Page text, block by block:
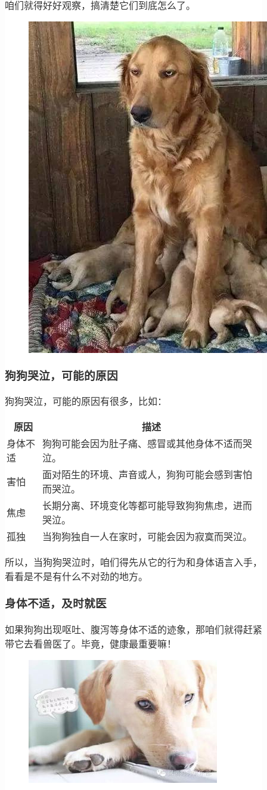
咱们就得好好观察，搞清楚它们到底怎么了。
狗狗哭泣，可能的原因
狗狗哭泣，可能的原因有很多，比如：
原因
描述
身体不
适
狗狗可能会因为肚子痛、感冒或其他身体不适而哭
泣。
害怕
面对陌生的环境、声音或人，狗狗可能会感到害怕
而哭泣。
焦虑
长期分离、环境变化等都可能导致狗狗焦虑，进而
哭泣。
孤独
当狗狗独自一人在家时，可能会因为寂寞而哭泣。
所以，当狗狗哭泣时，咱们得先从它的行为和身体语言入手，
看看是不是有什么不对劲的地方。
身体不适，及时就医
如果狗狗出现呕吐、腹泻等身体不适的迹象，那咱们就得赶紧
带它去看兽医了。毕竟，健康最重要嘛！